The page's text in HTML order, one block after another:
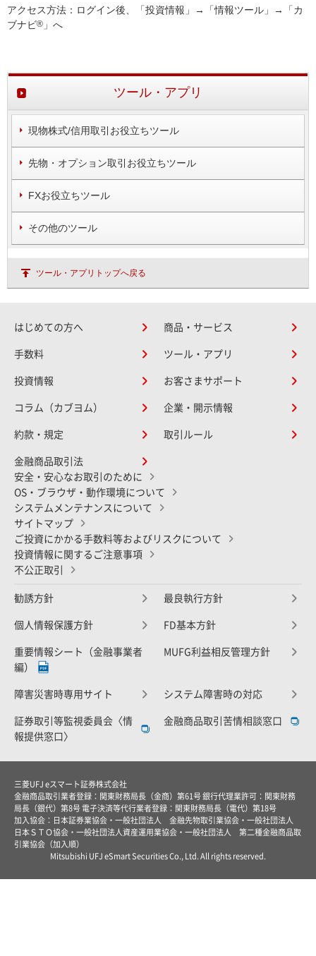
アクセス方法：ログイン後、「投資情報」→「情報ツール」→「カ
ブナビ® 」へ
ツール・アプリ
現物株式/信用取引お役立ちツール
先物・オプション取引お役立ちツール
FXお役立ちツール
その他のツール
ツール・アプリトップへ戻る
はじめての方へ 商品・サービス
手数料 ツール・アプリ
投資情報 お客さまサポート
コラム（カブヨム） 企業・開示情報
約款・規定 取引ルール
金融商品取引法
安全・安心なお取引のために
OS・ブラウザ・動作環境について
システムメンテナンスについて
サイトマップ
ご投資にかかる手数料等およびリスクについて
投資情報に関するご注意事項
不公正取引
勧誘方針 最良執行方針
個人情報保護方針 FD基本方針
重要情報シート（金融事業者
編）
MUFG利益相反管理方針
障害災害時専用サイト システム障害時の対応
証券取引等監視委員会〈情
報提供窓口〉
金融商品取引苦情相談窓口
三菱UFJ eスマート証券株式会社
金融商品取引業者登録：関東財務局長（金商）第61号 銀行代理業許可：関東財務
局長（銀代）第8号 電子決済等代行業者登録：関東財務局長（電代）第18号
加入協会：日本証券業協会・一般社団法人 金融先物取引業協会・一般社団法人
日本ＳＴＯ協会・一般社団法人資産運用業協会・一般社団法人 第二種金融商品取
引業協会（加入順）
Mitsubishi UFJ eSmart Securities Co., Ltd. All rights reserved.